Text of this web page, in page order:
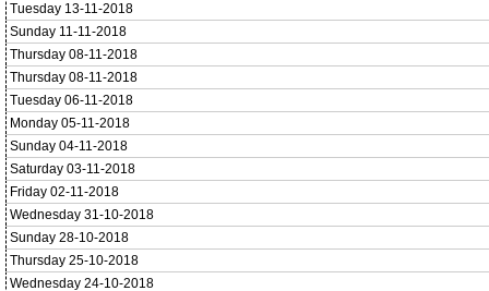
Tuesday 13-11-2018
Sunday 11-11-2018
Thursday 08-11-2018
Thursday 08-11-2018
Tuesday 06-11-2018
Monday 05-11-2018
Sunday 04-11-2018
Saturday 03-11-2018
Friday 02-11-2018
Wednesday 31-10-2018
Sunday 28-10-2018
Thursday 25-10-2018
Wednesday 24-10-2018